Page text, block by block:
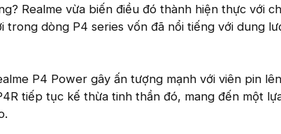
Realme vừa biến điều đó thành hiện thực với
trong dòng P4 series vốn đã nổi tiếng với dung
P4 Power gây ấn tượng mạnh với viên pin
tiếp tục kế thừa tinh thần đó, mang đến một